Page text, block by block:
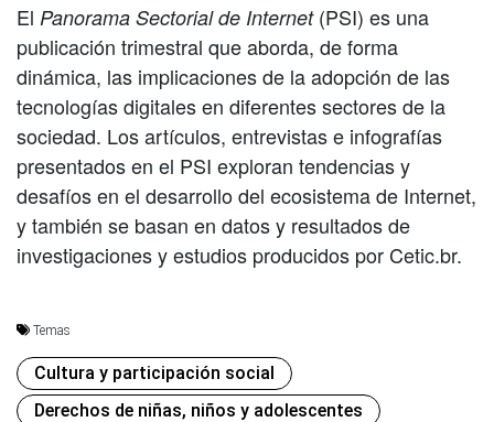
El Panorama Sectorial de Internet(PSI) es una
publicación trimestral que aborda, de forma
dinámica, las implicaciones de la adopción de las
tecnologías digitales en diferentes sectores de la
sociedad. Los artículos, entrevistas e infografías
presentados en el PSI exploran tendencias y
desafíos en el desarrollo del ecosistema de Internet,
y también se basan en datos y resultados de
investigaciones y estudios producidos por Cetic.br.
Temas
Cultura y participación social
Derechos de niñas, niños y adolescentes